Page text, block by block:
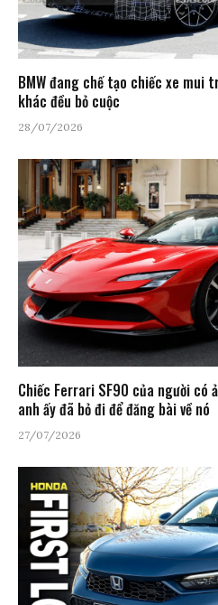
BMW đang chế tạo chiếc xe mui
khác đều bỏ cuộc
28/07/2026
Chiếc Ferrari SF90 của người có
anh ấy đã bỏ đi để đăng bài về nó
27/07/2026